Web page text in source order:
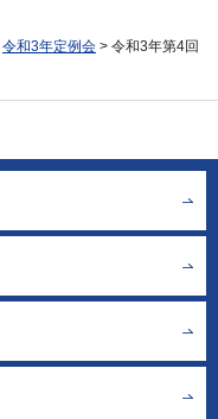
令和3年定例会 > 令和3年第4回